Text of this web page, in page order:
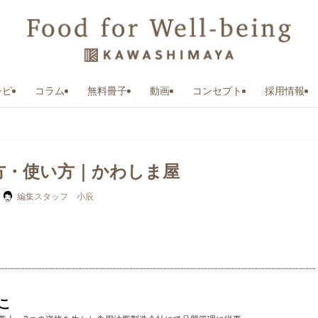
ピ コラム 無料冊子 動画 コンセプト 採用情報
使い方｜かわしま屋
編集スタッフ 小辰